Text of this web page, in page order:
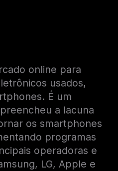
online para
usados,
É um
a lacuna
os smartphones
programas
operadoras e
LG, Apple e